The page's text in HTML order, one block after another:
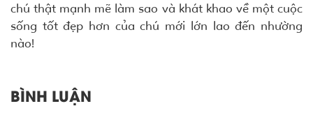
chú thật mạnh mẽ làm sao và khát khao về một cuộc
sống tốt đẹp hơn của chú mới lớn lao đến nhường
nào!
BÌNH LUẬN